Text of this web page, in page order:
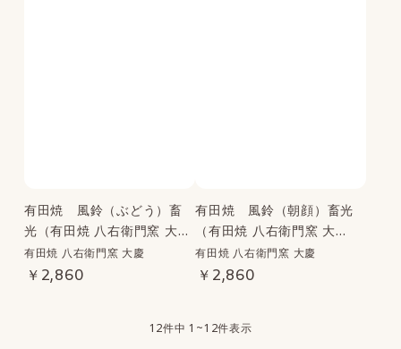
有田焼 風鈴（ぶどう）畜
光（有田焼 八右衛門窯 大
慶）
有田焼 八右衛門窯 大慶
￥2,860
有田焼 風鈴（朝顔）畜光
（有田焼 八右衛門窯 大
慶?）
有田焼 八右衛門窯 大慶
￥2,860
12件中 1~12件表示